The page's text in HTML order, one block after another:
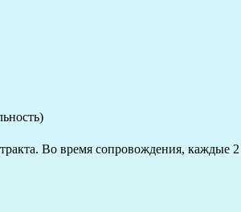
Во время сопровождения, каждые 2